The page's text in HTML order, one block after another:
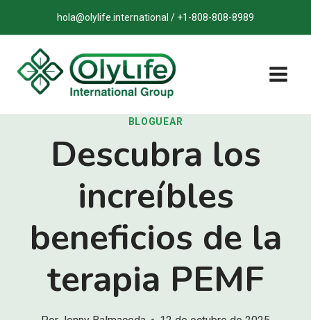
al
contenido
hola@olylife.international / +1-808-808-8989
BLOGUEAR
Descubra los
increíbles
beneficios de la
terapia PEMF